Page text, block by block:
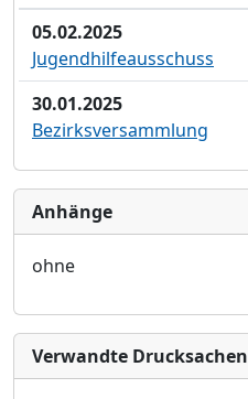
05.02.2025
Jugendhilfeausschuss
30.01.2025
Bezirksversammlung
Anhänge
ohne
Verwandte Drucksachen